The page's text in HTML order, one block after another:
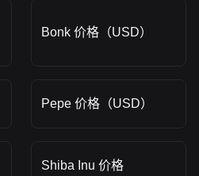
Bonk 价格（USD）
Pepe 价格（USD）
Shiba Inu 价格